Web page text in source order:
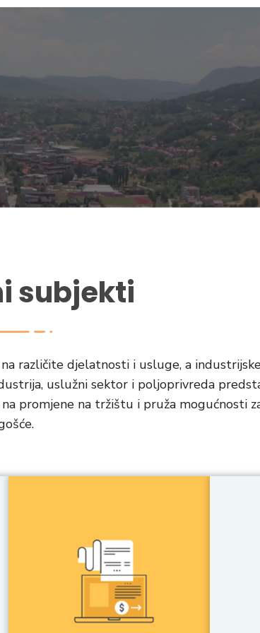
subjekti
različite djelatnosti i usluge, a
uslužni sektor i poljoprivreda
promjene na tržištu i pruža mogućnosti